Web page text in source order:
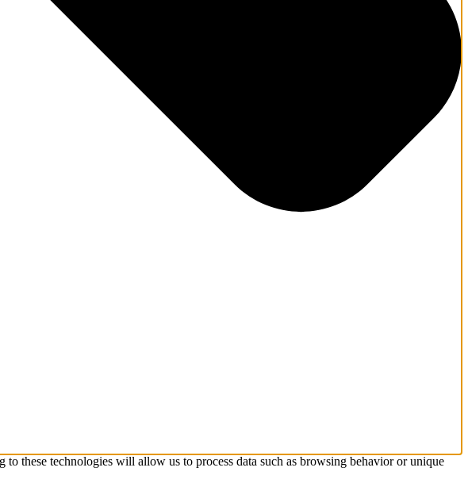
these technologies will allow us to process data such as browsing behavior or unique